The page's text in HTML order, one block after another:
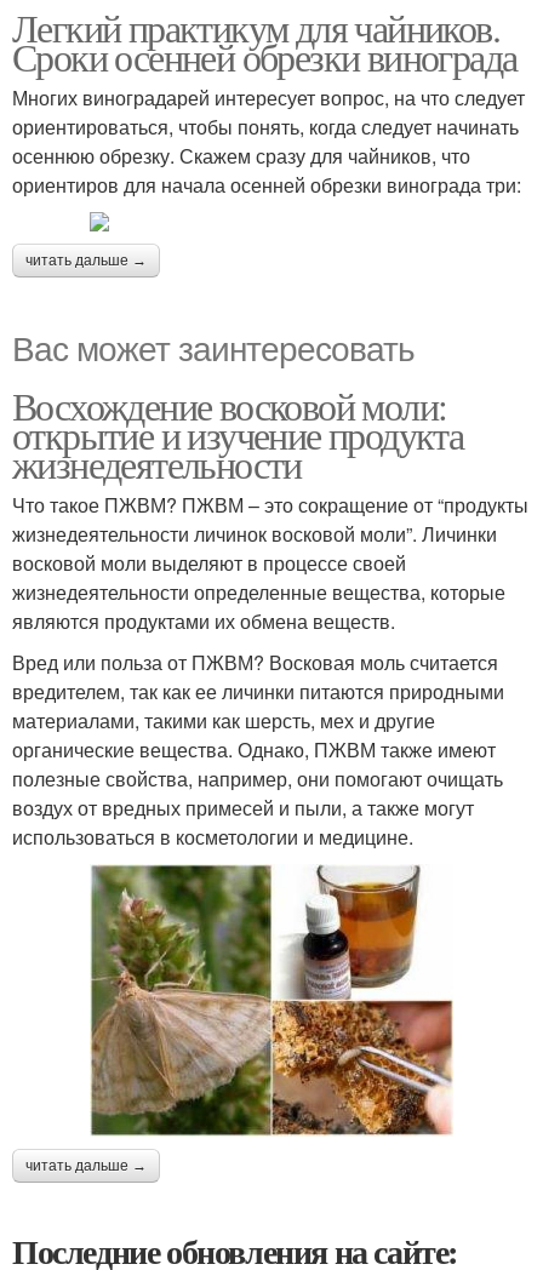
Легкий практикум для чайников.
Сроки осенней обрезки винограда
Многих виноградарей интересует вопрос, на что следует
ориентироваться, чтобы понять, когда следует начинать
осеннюю обрезку. Скажем сразу для чайников, что
ориентиров для начала осенней обрезки винограда три:
читать дальше →
Вас может заинтересовать
Восхождение восковой моли:
открытие и изучение продукта
жизнедеятельности
Что такое ПЖВМ? ПЖВМ – это сокращение от “продукты
жизнедеятельности личинок восковой моли”. Личинки
восковой моли выделяют в процессе своей
жизнедеятельности определенные вещества, которые
являются продуктами их обмена веществ.
Вред или польза от ПЖВМ? Восковая моль считается
вредителем, так как ее личинки питаются природными
материалами, такими как шерсть, мех и другие
органические вещества. Однако, ПЖВМ также имеют
полезные свойства, например, они помогают очищать
воздух от вредных примесей и пыли, а также могут
использоваться в косметологии и медицине.
читать дальше →
Последние обновления на сайте: